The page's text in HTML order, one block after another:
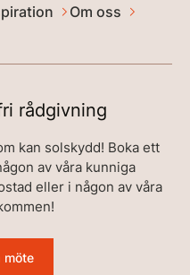
rådgivning
kan solskydd! Boka ett
av våra kunniga
eller i någon av våra
möte
Om oss